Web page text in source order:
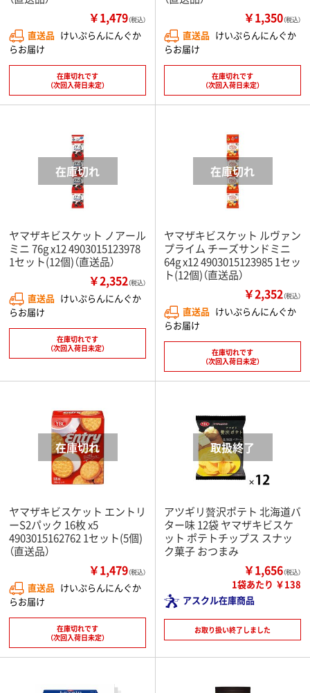
￥1,479（税込）
直送品 けいぷらんにんぐか
らお届け
在庫切れです
（次回入荷日未定）
￥1,350（税込）
直送品 けいぷらんにんぐか
らお届け
在庫切れです
（次回入荷日未定）
ヤマザキビスケット ノアール
ミニ 76g x12 4903015123978
1セット(12個)（直送品）
￥2,352（税込）
直送品 けいぷらんにんぐか
らお届け
在庫切れです
（次回入荷日未定）
ヤマザキビスケット ルヴァン
プライム チーズサンドミニ
64g x12 4903015123985 1セッ
ト(12個)（直送品）
￥2,352（税込）
直送品 けいぷらんにんぐか
らお届け
在庫切れです
（次回入荷日未定）
ヤマザキビスケット エントリ
ーS2パック 16枚 x5
4903015162762 1セット(5個)
（直送品）
￥1,479（税込）
直送品 けいぷらんにんぐか
らお届け
在庫切れです
（次回入荷日未定）
アツギリ贅沢ポテト 北海道バ
ター味 12袋 ヤマザキビスケ
ット ポテトチップス スナッ
ク菓子 おつまみ
￥1,656（税込）
1袋あたり ￥138
アスクル在庫商品
お取り扱い終了しました